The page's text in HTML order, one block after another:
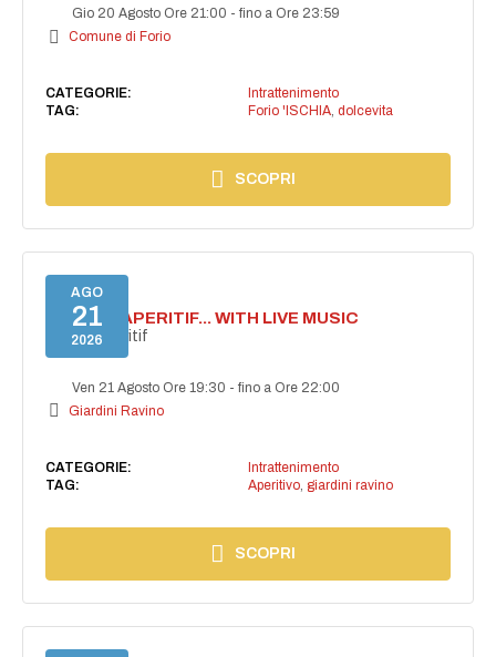
Gio 20 Agosto Ore 21:00 -fino a Ore 23:59
Comune di Forio
CATEGORIE:
Intrattenimento
TAG:
Forio 'ISCHIA, dolcevita
SCOPRI
AGO
21
2026
SECRET APERITIF... WITH LIVE MUSIC
Secret aperitif
Ven 21 Agosto Ore 19:30 -fino a Ore 22:00
Giardini Ravino
CATEGORIE:
Intrattenimento
TAG:
Aperitivo, giardini ravino
SCOPRI